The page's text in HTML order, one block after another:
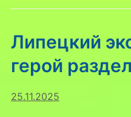
Липецкий
герой
25.11.2025